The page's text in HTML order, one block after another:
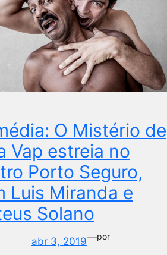
O Mistério de
Vap estreia no
Porto Seguro,
Luis Miranda e
Solano
abr 3, 2019—por